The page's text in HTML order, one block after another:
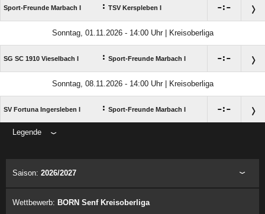
Sport-Freunde Marbach I : TSV Kerspleben I :
Sonntag, 01.11.2026 - 14:00 Uhr | Kreisoberliga
SG SC 1910 Vieselbach I : Sport-Freunde Marbach I :
Sonntag, 08.11.2026 - 14:00 Uhr | Kreisoberliga
SV Fortuna Ingersleben I : Sport-Freunde Marbach I :
Legende
Saison: 2026/2027
Wettbewerb: BORN Senf Kreisoberliga